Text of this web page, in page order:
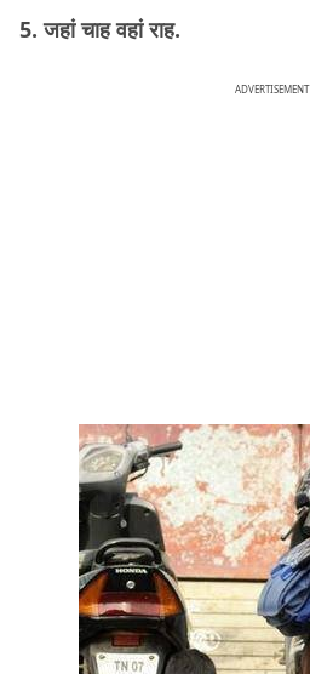
5. जहां चाह वहां राह.
ADVERTISEMENT